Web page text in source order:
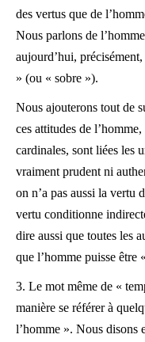
des vertus que de
Nous parlons de
aujourd’hui,
» (ou « sobre »).
Nous ajouterons tout de
ces attitudes de
cardinales, sont liées les
vraiment prudent ni
on n’a pas aussi la vertu
vertu conditionne
dire aussi que toutes les
que l’homme puisse être
3. Le mot même de «
manière se référer à
l’homme ». Nous disons